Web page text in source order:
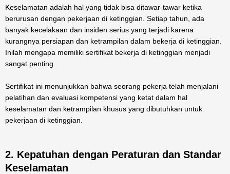
Keselamatan adalah hal yang tidak bisa ditawar-tawar ketika
berurusan dengan pekerjaan di ketinggian. Setiap tahun, ada
banyak kecelakaan dan insiden serius yang terjadi karena
kurangnya persiapan dan ketrampilan dalam bekerja di ketinggian.
Inilah mengapa memiliki sertifikat bekerja di ketinggian menjadi
sangat penting.
Sertifikat ini menunjukkan bahwa seorang pekerja telah menjalani
pelatihan dan evaluasi kompetensi yang ketat dalam hal
keselamatan dan ketrampilan khusus yang dibutuhkan untuk
pekerjaan di ketinggian.
2. Kepatuhan dengan Peraturan dan Standar
Keselamatan